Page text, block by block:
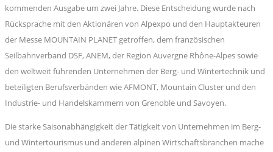
kommenden Ausgabe um zwei Jahre. Diese Entscheidung wurde nach
Rücksprache mit den Aktionären von Alpexpo und den Hauptakteuren
der Messe MOUNTAIN PLANET getroffen, dem französischen
Seilbahnverband DSF, ANEM, der Region Auvergne Rhône-Alpes sowie
den weltweit führenden Unternehmen der Berg- und Wintertechnik und
beteiligten Berufsverbänden wie AFMONT, Mountain Cluster und den
Industrie- und Handelskammern von Grenoble und Savoyen.
Die starke Saisonabhängigkeit der Tätigkeit von Unternehmen im Berg-
und Wintertourismus und anderen alpinen Wirtschaftsbranchen mache